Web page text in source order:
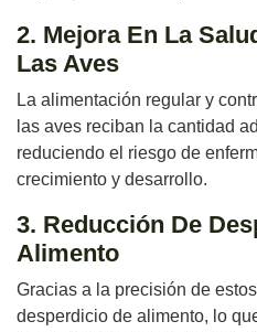
2. Mejora En La
Las Aves
La alimentación regular y
las aves reciban la cantidad
reduciendo el riesgo de
crecimiento y desarrollo.
3. Reducción De
Alimento
Gracias a la precisión de
desperdicio de alimento, lo